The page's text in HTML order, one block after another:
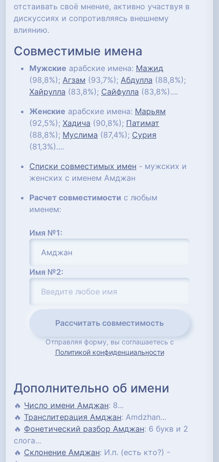
отстаивать своё мнение, активно участвуя в
дискуссиях и сопротивляясь внешнему
влиянию.
Совместимые имена
Мужские арабские имена: Мажид
(98,8%); Агзам (93,7%); Абдулла (88,8%);
Хайрулла (83,8%); Сайфулла (83,8%)....
Женские арабские имена: Марьям
(92,5%); Хадича (90,8%); Патимат
(88,8%); Муслима (87,4%); Сурия
(81,3%)....
Списки совместимых имен - мужских и
женских с именем Амджан
Расчет совместимости с любым
именем:
Имя №1:
Имя №2:
Рассчитать совместимость
Отправляя форму, вы соглашаетесь с
Политикой конфиденциальности
Дополнительно об имени
🔥 Число имени Амджан: 8...
🔥 Транслитерация Амджан: Amdzhan...
🔥 Фонетический разбор Амджан: 6 букв и 2
слога...
🔥 Склонение Амджан: И.п. (есть кто?) -